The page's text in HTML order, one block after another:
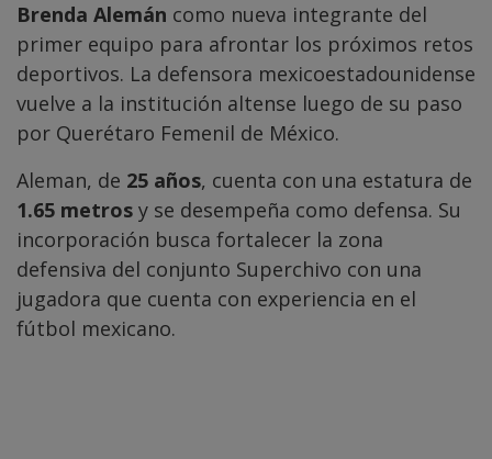
Brenda Alemán como nueva integrante del
primer equipo para afrontar los próximos retos
deportivos. La defensora mexicoestadounidense
vuelve a la institución altense luego de su paso
por Querétaro Femenil de México.
Aleman, de 25 años, cuenta con una estatura de
1.65 metros y se desempeña como defensa. Su
incorporación busca fortalecer la zona
defensiva del conjunto Superchivo con una
jugadora que cuenta con experiencia en el
fútbol mexicano.